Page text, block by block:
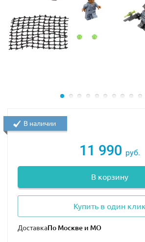
рулевым управлением.
Особого внимания заслуживает
внедорожника. На нём установлена
стреляющая сетью, а рядом с ней
предназначенные для гаечного
Размер внедорожника составляет
В наборе присутствует подвижная
11 990 руб.
В корзину
Купить в один клик
Доставка
В наличии